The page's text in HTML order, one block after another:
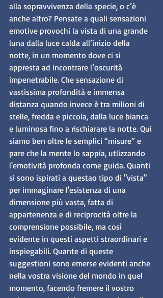
alla sopravvivenza della specie, o c’è
anche altro? Pensate a quali sensazioni
emotive provochi la vista di una grande
luna dalla luce calda all’inizio della
notte, in un momento dove ci si
appresta ad incontrare l’oscurità
impenetrabile. Che sensazione di
vastissima profondità e immensa
distanza quando invece è tra milioni di
stelle, fredda e piccola, dalla luce bianca
e luminosa fino a rischiarare la notte. Qui
siamo ben oltre le semplici “misure” e
pare che la mente lo sappia, utlizzando
l'emotività profonda come guida. Quanti
si sono ispirati a questao tipo di "vista"
per immaginare l'esistenza di una
dimensione più vasta, fatta di
appartenenza e di reciprocità oltre la
comprensione possibile, ma così
evidente in questi aspetti straordinari e
inspiegabili. Quante di queste
suggestioni sono emerse evidenti anche
nella vostra visione del mondo in quel
momento, facendo fremere il vostro